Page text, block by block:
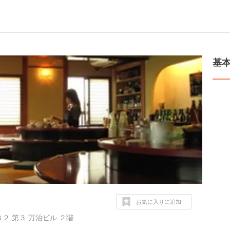
第３ 万治ビル ２階
お気に入りに追加
基